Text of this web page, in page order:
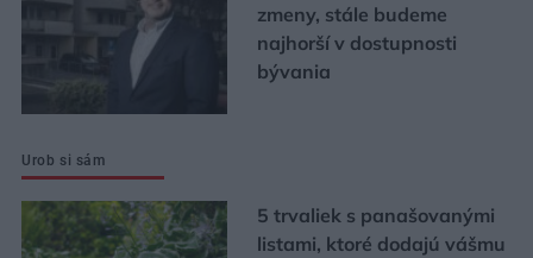
zmeny, stále budeme
najhorší v dostupnosti
bývania
Urob si sám
5 trvaliek s panašovanými
listami, ktoré dodajú vášmu